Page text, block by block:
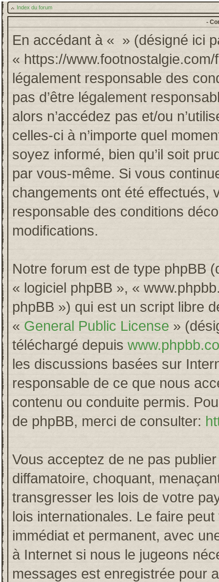
Index du forum
-
En accédant à « » (désigné ici
« https://
légalement responsable des
pas d’être légalement
alors n’accédez pas et/ou
celles-ci à n’importe quel
soyez informé, bien qu’il soit
par vous-même. Si vous
changements ont été effectués,
responsable des conditions
modifications.
Notre forum est de type phpBB
« logiciel phpBB », «
phpBB ») qui est un script libre
« General Public License »
téléchargé depuis
les discussions basées sur
responsable de ce que nous
contenu ou conduite permis.
de phpBB, merci de consulter:
Vous acceptez de ne pas
diffamatoire, choquant,
transgresser les lois de votre
lois internationales. Le faire
immédiat et permanent, avec
à Internet si nous le jugeons
messages est enregistrée pour